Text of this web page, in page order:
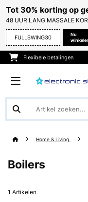
Tot 30% korting op
48 UUR LANG MASSALE
FULLSWING30
Nu
Flexibele betalingen
Home & Living
Boilers
1 Artikelen